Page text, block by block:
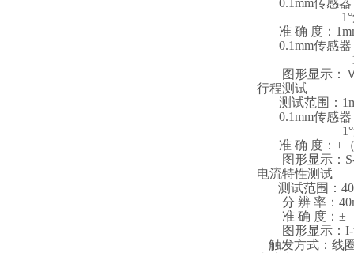
0.1mm传感
1
准 确 度：
0.1mm传感器
图形显示：Ｖ-
行程测试
测试范围：
0.1mm传感器
1
准 确 度：±
图形显示：
电流特性测试
测试范围：
分 辨 率：
准 确 度：±
图形显示：
触发方式：线